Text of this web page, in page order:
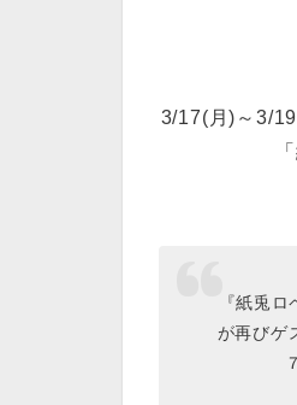
3/17(月)～3/
『紙兎
が再びゲ